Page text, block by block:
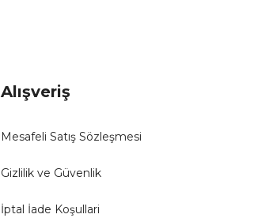
Alışveriş
Mesafeli Satış Sözleşmesi
Gizlilik ve Güvenlik
İptal İade Koşullari